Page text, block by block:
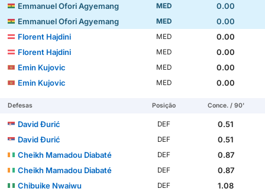
Emmanuel Ofori Agyemang
MED
0.00
Emmanuel Ofori Agyemang
MED
0.00
Florent Hajdini
MED
0.00
Florent Hajdini
MED
0.00
Emin Kujovic
MED
0.00
Emin Kujovic
MED 0.00
Defesas Posição Conce. / 90'
David Đurić DEF
0.51
David Đurić
DEF
0.51
Cheikh Mamadou Diabaté
DEF
0.87
Cheikh Mamadou Diabaté
DEF
0.87
Chibuike Nwaiwu
DEF
1.08